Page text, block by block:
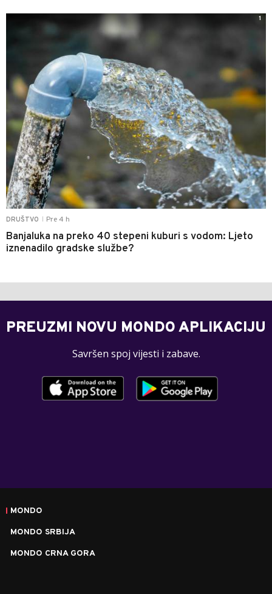
DRUŠTVO Pre 4 h
Banjaluka na preko 40 stepeni kuburi s vodom: Ljeto
iznenadilo gradske službe?
1
PREUZMI NOVU MONDO APLIKACIJU
Savršen spoj vijesti i zabave.
MONDO
MONDO SRBIJA
MONDO CRNA GORA